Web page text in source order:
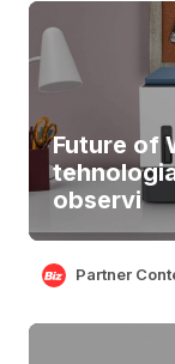
Future of
observi
Partner